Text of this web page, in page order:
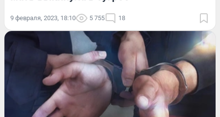
9 февраля, 2023, 18:10 5 755 18